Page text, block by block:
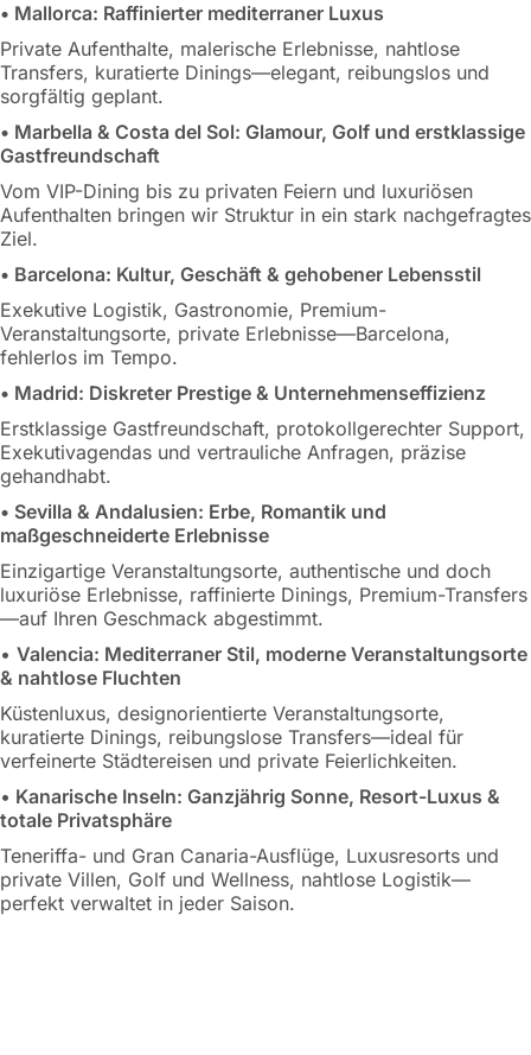
• Mallorca: Raffinierter mediterraner Luxus
Private Aufenthalte, malerische Erlebnisse, nahtlose
Transfers, kuratierte Dinings—elegant, reibungslos und
sorgfältig geplant.
• Marbella & Costa del Sol: Glamour, Golf und erstklassige
Gastfreundschaft
Vom VIP-Dining bis zu privaten Feiern und luxuriösen
Aufenthalten bringen wir Struktur in ein stark nachgefragtes
Ziel.
• Barcelona: Kultur, Geschäft & gehobener Lebensstil
Exekutive Logistik, Gastronomie, Premium-
Veranstaltungsorte, private Erlebnisse—Barcelona,
fehlerlos im Tempo.
• Madrid: Diskreter Prestige & Unternehmenseffizienz
Erstklassige Gastfreundschaft, protokollgerechter Support,
Exekutivagendas und vertrauliche Anfragen, präzise
gehandhabt.
• Sevilla & Andalusien: Erbe, Romantik und
maßgeschneiderte Erlebnisse
Einzigartige Veranstaltungsorte, authentische und doch
luxuriöse Erlebnisse, raffinierte Dinings, Premium-Transfers
—auf Ihren Geschmack abgestimmt.
• Valencia: Mediterraner Stil, moderne Veranstaltungsorte
& nahtlose Fluchten
Küstenluxus, designorientierte Veranstaltungsorte,
kuratierte Dinings, reibungslose Transfers—ideal für
verfeinerte Städtereisen und private Feierlichkeiten.
• Kanarische Inseln: Ganzjährig Sonne, Resort-Luxus &
totale Privatsphäre
Teneriffa- und Gran Canaria-Ausflüge, Luxusresorts und
private Villen, Golf und Wellness, nahtlose Logistik—
perfekt verwaltet in jeder Saison.